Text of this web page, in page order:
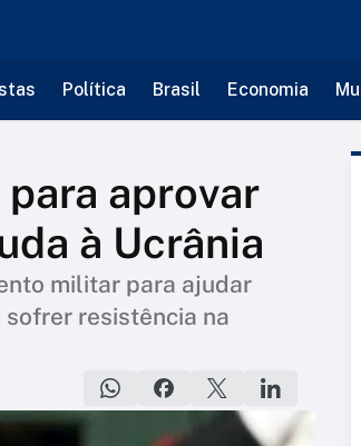
Política Brasil Economia
para aprovar
à Ucrânia
militar para ajudar
resistência na